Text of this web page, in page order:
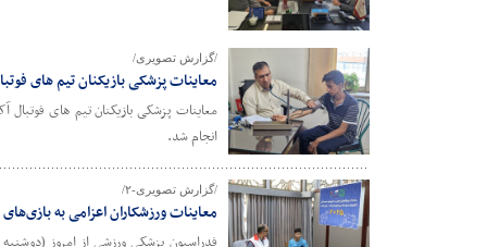
/گزارش تصویری/
معاینات پزشکی بازیکنان تیم های
معاینات پزشکی بازیکنان تیم های
انجام شد.
/گزارش تصویری-۲/
معاینات ورزشکاران اعزامی به